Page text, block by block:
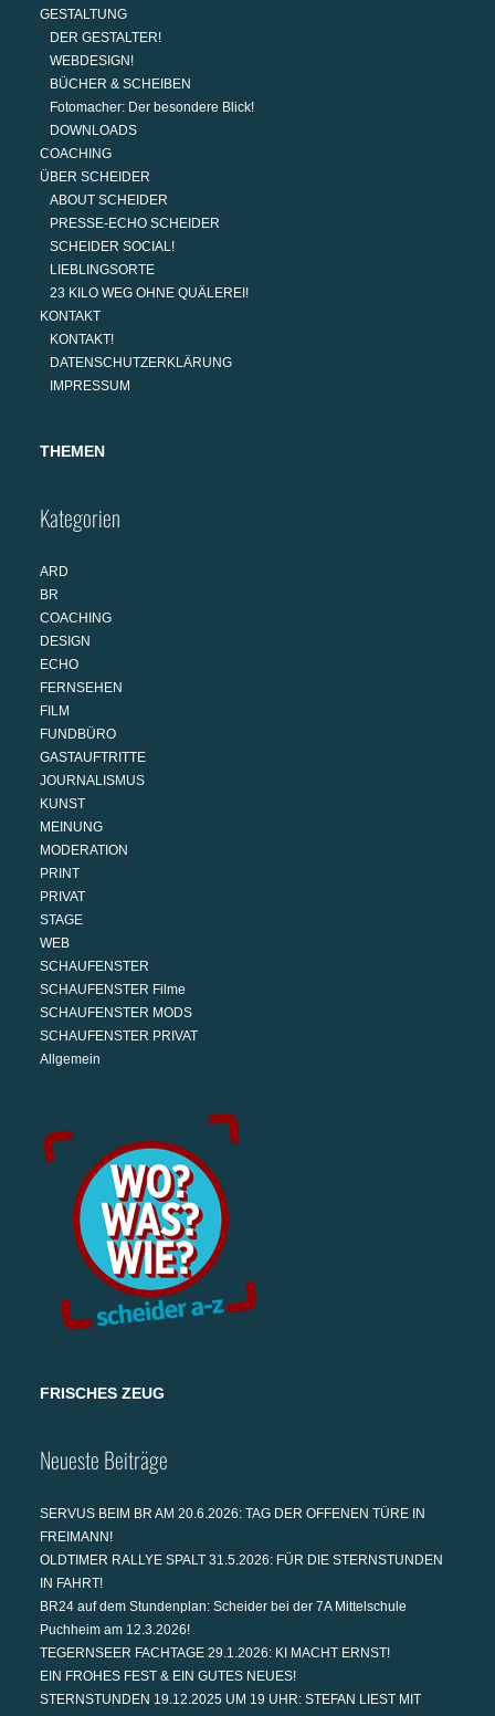
GESTALTUNG
DER GESTALTER!
WEBDESIGN!
BÜCHER & SCHEIBEN
Fotomacher: Der besondere Blick!
DOWNLOADS
COACHING
ÜBER SCHEIDER
ABOUT SCHEIDER
PRESSE-ECHO SCHEIDER
SCHEIDER SOCIAL!
LIEBLINGSORTE
23 KILO WEG OHNE QUÄLEREI!
KONTAKT
KONTAKT!
DATENSCHUTZERKLÄRUNG
IMPRESSUM
THEMEN
Kategorien
ARD
BR
COACHING
DESIGN
ECHO
FERNSEHEN
FILM
FUNDBÜRO
GASTAUFTRITTE
JOURNALISMUS
KUNST
MEINUNG
MODERATION
PRINT
PRIVAT
STAGE
WEB
SCHAUFENSTER
SCHAUFENSTER Filme
SCHAUFENSTER MODS
SCHAUFENSTER PRIVAT
Allgemein
FRISCHES ZEUG
Neueste Beiträge
SERVUS BEIM BR AM 20.6.2026: TAG DER OFFENEN TÜRE IN
FREIMANN!
OLDTIMER RALLYE SPALT 31.5.2026: FÜR DIE STERNSTUNDEN
IN FAHRT!
BR24 auf dem Stundenplan: Scheider bei der 7A Mittelschule
Puchheim am 12.3.2026!
TEGERNSEER FACHTAGE 29.1.2026: KI MACHT ERNST!
EIN FROHES FEST & EIN GUTES NEUES!
STERNSTUNDEN 19.12.2025 UM 19 UHR: STEFAN LIEST MIT